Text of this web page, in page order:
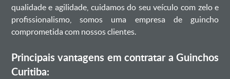
qualidade e agilidade, cuidamos do seu veículo com zelo e
profissionalismo, somos uma empresa de guincho
comprometida com nossos clientes.
Principais vantagens em contratar a Guinchos
Curitiba: